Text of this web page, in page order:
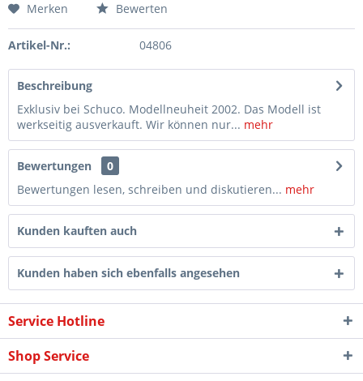
Merken Bewerten
Artikel-Nr.: 04806
Beschreibung
Exklusiv bei Schuco. Modellneuheit 2002. Das Modell ist
werkseitig ausverkauft. Wir können nur... mehr
Bewertungen
0
Bewertungen lesen, schreiben und diskutieren... mehr
Kunden kauften auch
Kunden haben sich ebenfalls angesehen
Service Hotline
Shop Service